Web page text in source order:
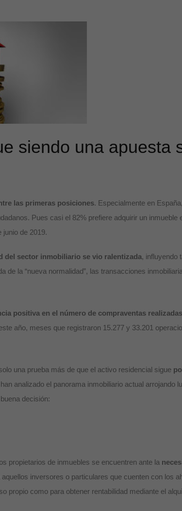
siendo una apuesta
las primeras posiciones. Especialmente en
Pues casi el 82% prefiere adquirir un inmueble
junio de 2019.
del sector inmobiliario se vio ralentizada, influyendo
la “nueva normalidad”, las transacciones
positiva en el número de compraventas realizadas
año, meses que registraron 15.277 y 33.201
una prueba más de que el activo residencial sigue
han analizado el panorama inmobiliario actual arrojando
decisión:
propietarios de inmuebles se encuentren ante la
inversores o particulares que cuenten con los
propio como para obtener rentabilidad mediante el